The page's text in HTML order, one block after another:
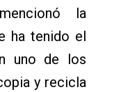
la
ha tenido el
uno de los
y recicla